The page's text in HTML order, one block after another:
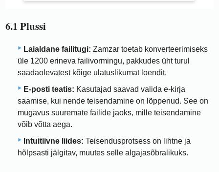
6.1 Plussi
Laialdane failitugi: Zamzar toetab konverteerimiseks
üle 1200 erineva failivormingu, pakkudes üht turul
saadaolevatest kõige ulatuslikumat loendit.
E-posti teatis: Kasutajad saavad valida e-kirja
saamise, kui nende teisendamine on lõppenud. See on
mugavus suuremate failide jaoks, mille teisendamine
võib võtta aega.
Intuitiivne liides: Teisendusprotsess on lihtne ja
hõlpsasti jälgitav, muutes selle algajasõbralikuks.